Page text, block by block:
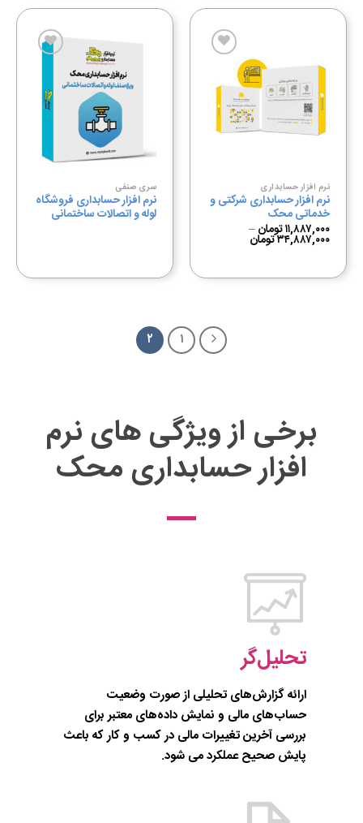
افزودن
به
علاقه
مندی
نرم افزار حسابداری
نرم افزار حسابداری شرکتی و
خدماتی محک
۱۱,۸۸۷,۰۰۰تومان–
۳۴,۸۸۷,۰۰۰تومان
افزودن
به
سری صنفی
نرم افزار حسابداری فروشگاه
لوله و اتصالات ساختمانی
۱ ۲
برخی از ویژگی های نرم
افزار حسابداری محک
تحلیل‌گر
ارائه گزارش‌های تحلیلی از صورت وضعیت
حساب‌های مالی و نمایش داده‌های معتبر برای
بررسی آخرین تغییرات مالی در کسب و کار که باعث
پایش صحیح عملکرد می شود.